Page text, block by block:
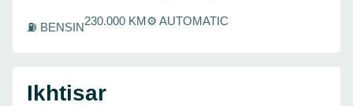
⛽ BENSIN230.000 KM⚙ AUTOMATIC
Ikhtisar